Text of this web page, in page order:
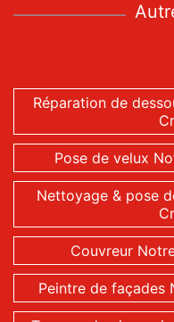
Réparation de
Pose de velux
Nettoyage & pose
Couvreur
Peintre de façades